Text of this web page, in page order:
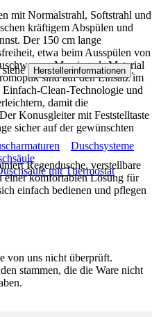
mit Normalstrahl, Softstrahl und
kräftigem Abspülen und
Der 150 cm lange
etwa beim Ausspülen von
Messing als Material
sind auf den Einsatz im
Clean-Technologie und
damit die
Konusgleiter mit Feststelltaste
sicher auf der gewünschten
Regendusche, verstellbare
einer komfortablen Lösung für
einfach bedienen und pflegen
siehe Herstellerinformationen .
Duschsysteme
mit Thermostat
von uns nicht überprüft.
stammen, die die Ware nicht